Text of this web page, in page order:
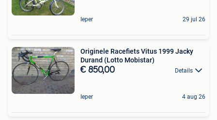
Ieper 29 jul 26
Originele Racefiets Vitus 1999 Jacky
Durand (Lotto Mobistar)
€ 850,00 Details
Ieper 4 aug 26